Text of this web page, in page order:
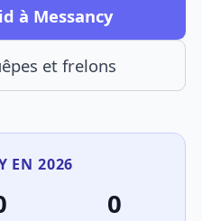
à Messancy
et frelons
EN 2026
0